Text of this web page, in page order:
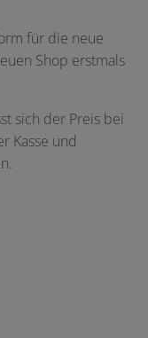
für die neue
Shop erstmals
sich der Preis bei
Kasse und